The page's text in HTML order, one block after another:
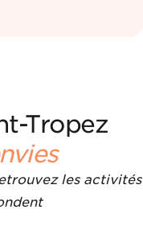
Tropez
les activités